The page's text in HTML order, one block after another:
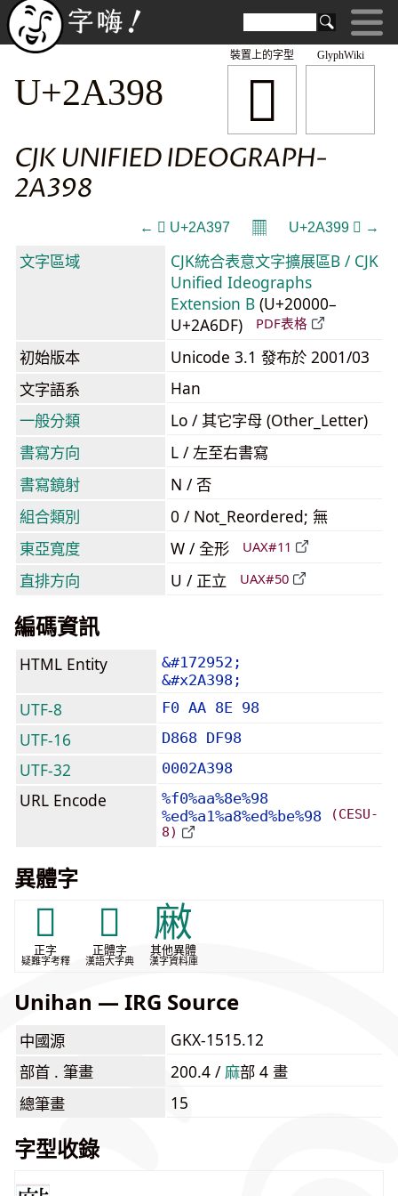
GlyphWiki
𪎘
裝置上的字型
U+2A398
CJK UNIFIED IDEOGRAPH-
2A398
← 𪎗 U+2A397 𝄜 U+2A399 𪎙 →
文字區域
CJK統合表意文字擴展區B / CJK
Unified Ideographs
Extension B (U+20000–
U+2A6DF)
PDF表格
初始版本
Unicode 3.1 發布於 2001/03
文字語系
Han
一般分類
Lo / 其它字母 (Other_Letter)
書寫方向
L / 左至右書寫
書寫鏡射
N / 否
組合類別
0 / Not_Reordered; 無
東亞寬度
W / 全形 UAX#11
直排方向 U / 正立 UAX#50
編碼資訊
HTML Entity
&#172952;
&#x2A398;
UTF-8 F0 AA 8E 98
UTF-16 D868 DF98
UTF-32 0002A398
URL Encode
%f0%aa%8e%98
%ed%a1%a8%ed%be%98
(CESU-
8)
異體字
𢊰
正字
疑難字考釋
𣀫
正體字
漢語大字典
䵇
其他異體
漢字資料庫
Unihan — IRG Source
中國源
GKX-1515.12
部首 . 筆畫
200.4 / ⿇部 4 畫
總筆畫
15
字型收錄